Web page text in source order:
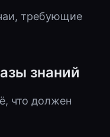
требующие
знаний
что должен